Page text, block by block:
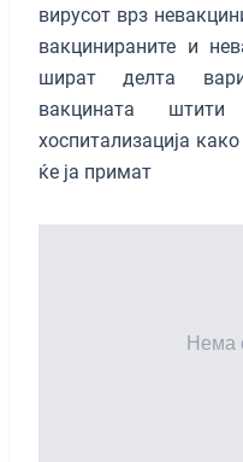
вирусот врз
вакцинираните и
шират делта
вакцината
хоспитализација
ќе ја примат